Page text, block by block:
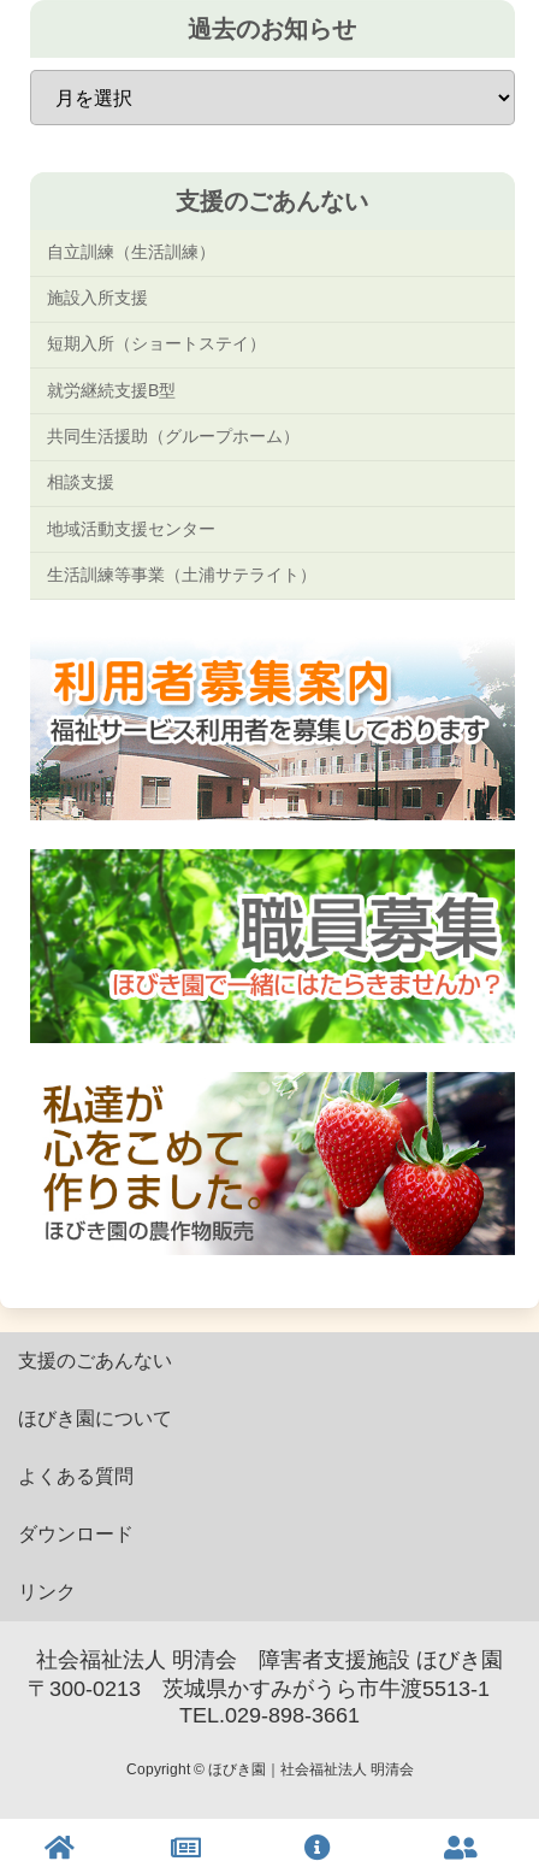
過去のお知らせ
過
の
知
支援のごあんない
自立訓練（生活訓練）
施設入所支援
短期入所（ショートステイ）
就労継続支援B型
共同生活援助（グループホーム）
相談支援
地域活動支援センター
生活訓練等事業（土浦サテライト）
支援のごあんない
ほびき園について
よくある質問
ダウンロード
リンク
社会福祉法人 明清会 障害者支援施設 ほびき園
〒300-0213 茨城県かすみがうら市牛渡5513-1
TEL.029-898-3661
Copyright © ほびき園｜社会福祉法人 明清会